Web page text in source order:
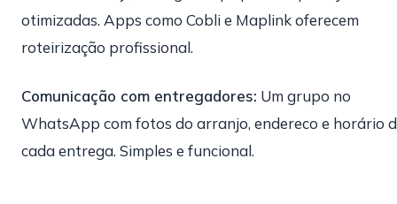
otimizadas. Apps como Cobli e Maplink oferecem
roteirização profissional.
Comunicação com entregadores: Um grupo no
WhatsApp com fotos do arranjo, endereco e horário
cada entrega. Simples e funcional.